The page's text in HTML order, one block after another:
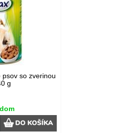
so zverinou
g